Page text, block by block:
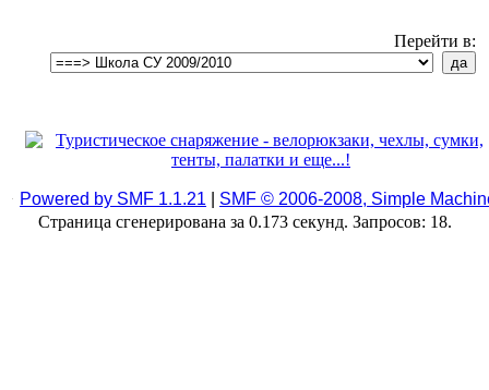
Перейти в:
Powered by SMF 1.1.21
SMF © 2006-2008, Simple
Страница сгенерирована за 0.173 секунд. Запросов: 18.